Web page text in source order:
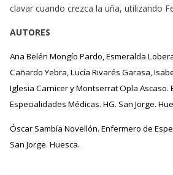
clavar cuando crezca la uña, utilizando
AUTORES
Ana Belén Mongío Pardo, Esmeralda
Cañardo Yebra, Lucía Rivarés Garasa,
Iglesia Carnicer y Montserrat Opla Ascaso.
Especialidades Médicas. HG. San Jorge.
Óscar Sambía Novellón. Enfermero de
San Jorge. Huesca.